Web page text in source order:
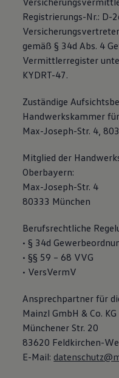
Magazin
Lifestyle
Transport
Familie
Pannen- und
Registrierungs-Nr.: D-
gemäß § 34d Abs. 4
Vermittlerregister
KYDRT-47.
Zuständige
Handwerkskammer
Max-Joseph-Str. 4,
Mitglied der
Oberbayern:
Max-Joseph-Str. 4
80333 München
Berufsrechtliche
• § 34d
• §§ 59 – 68 VVG
• VersVermV
Ansprechpartner für
Mainzl GmbH & Co. KG
Münchener Str. 20
83620 Feldkirchen-
E-Mail: